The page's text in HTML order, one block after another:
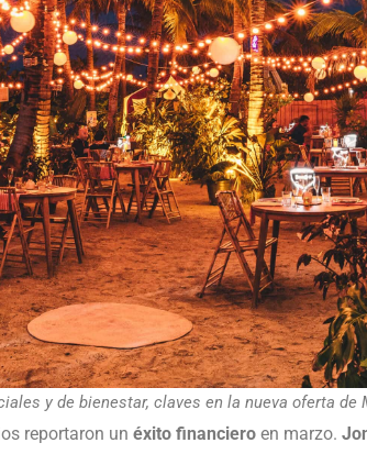
y de bienestar, claves en la nueva oferta de
reportaron un éxito financiero en marzo.